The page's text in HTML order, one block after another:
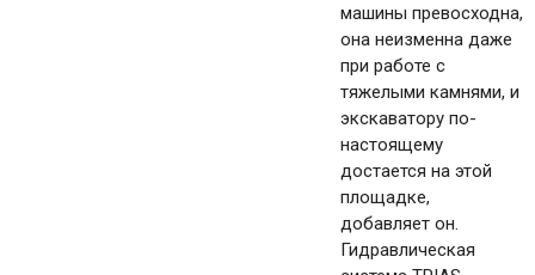
машины превосходна,
она неизменна даже
при работе с
тяжелыми камнями, и
экскаватору по-
настоящему
достается на этой
площадке,
добавляет он.
Гидравлическая